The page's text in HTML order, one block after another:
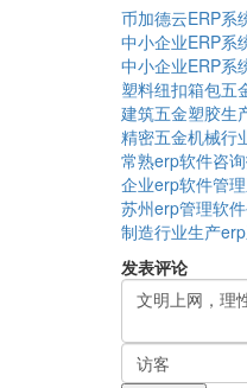
币加德云ERP系
中小企业ERP系
中小企业ERP系
塑料纽扣箱包五
建筑五金塑胶生
精密五金机械行
常熟erp软件咨
企业erp软件管
苏州erp管理软
制造行业生产
发表评论